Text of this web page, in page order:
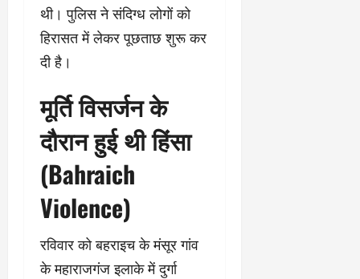
थी। पुलिस ने संदिग्ध लोगों को
हिरासत में लेकर पूछताछ शुरू कर
दी है।
मूर्ति विसर्जन के
दौरान हुई थी हिंसा
(Bahraich
Violence)
रविवार को बहराइच के मंसूर गांव
के महाराजगंज इलाके में दुर्गा